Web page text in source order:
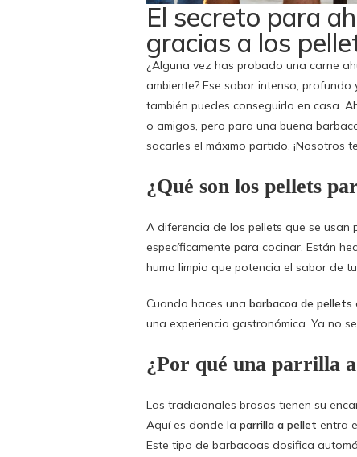
El secreto para
gracias a los
¿Alguna vez has probado una carne
ambiente? Ese sabor intenso,
también puedes conseguirlo en casa.
o amigos, pero para una buena
sacarles el máximo partido. ¡Nosotros
¿Qué son los pellets
A diferencia de los pellets que se usan
específicamente para cocinar. Están
humo limpio que potencia el sabor de
Cuando haces una barbacoa de pellets
una experiencia gastronómica. Ya no
¿Por qué una parrilla
Las tradicionales brasas tienen su
Aquí es donde la parrilla a pellet entra
Este tipo de barbacoas dosifica